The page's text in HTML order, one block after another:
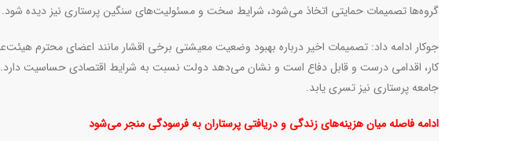
گروه‌ها تصمیمات حمایتی اتخاذ می‌شود، شرایط سخت و مسئولیت‌های سنگین پرستاری نیز دیده شود.
جوکار ادامه داد: تصمیمات اخیر درباره بهبود وضعیت معیشتی برخی اقشار مانند اعضای محترم
کار، اقدامی درست و قابل دفاع است و نشان می‌دهد دولت نسبت به شرایط اقتصادی حساسیت دارد.
جامعه پرستاری نیز تسری یابد.
ادامه فاصله میان هزینه‌های زندگی و دریافتی پرستاران به فرسودگی منجر می‌شود